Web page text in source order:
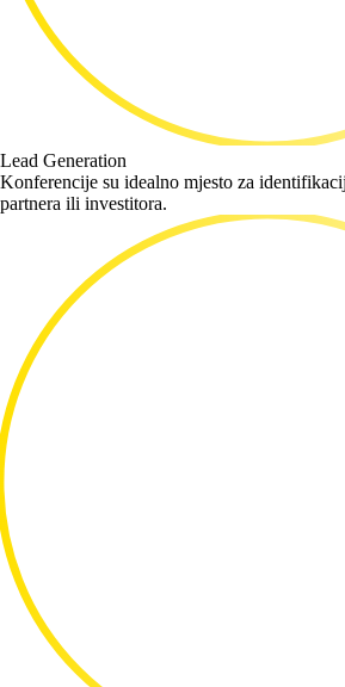
Lead Generation
Konferencije su idealno mjesto za
partnera ili investitora.